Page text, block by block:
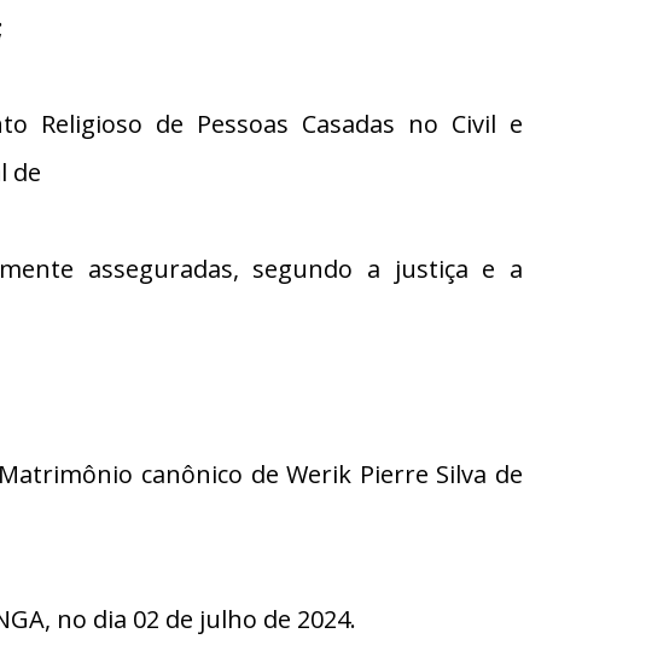
Religioso de Pessoas Casadas no Civil e
de
asseguradas, segundo a justiça e a
canônico de Werik Pierre Silva de
no dia 02 de julho de 2024.